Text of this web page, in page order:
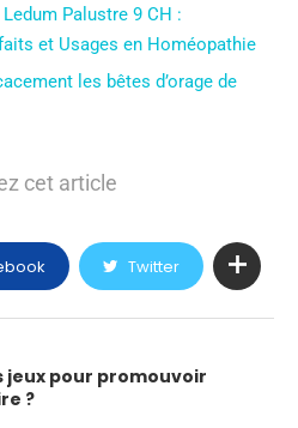
Palustre 9 CH :
et Usages en Homéopathie
les bêtes d’orage de
cet article
Twitter
jeux pour promouvoir
?